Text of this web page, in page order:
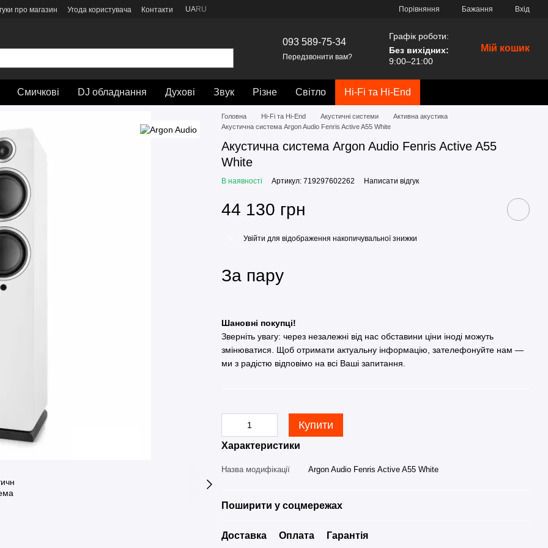
про магазин Угода користувача Контакти UARU Порівняння Бажання Вхід
093 589-75-34
Передзвонити вам?
Графік роботи:
Без вихідних:
9:00–21:00
Мій кошик
Смичкові DJ обладнання Духові Звук Різне Світло Hi-Fi та Hi-End
Головна Hi-Fi та Hi-End Акустичні системи
Активна акустика
Акустична система Argon Audio Fenris Active A55 White
Акустична система Argon Audio Fenris Active A55
White
В наявності Артикул: 719297602262 Написати відгук
44 130 грн
Увійти для відображення накопичувальної знижки
За пару
Шановні покупці!
Зверніть увагу: через незалежні від нас обставини ціни іноді можуть
змінюватися. Щоб отримати актуальну інформацію, зателефонуйте нам —
ми з радістю відповімо на всі Ваші запитання.
Купити
Характеристики
Назва модифікації Argon Audio Fenris Active A55 White
Поширити у соцмережах
Доставка Оплата Гарантія